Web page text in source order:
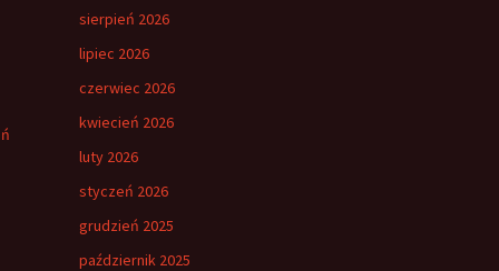
sierpień 2026
lipiec 2026
czerwiec 2026
kwiecień 2026
luty 2026
styczeń 2026
grudzień 2025
październik 2025